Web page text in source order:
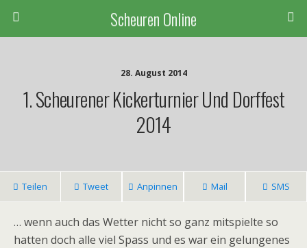
Scheuren Online
28. August 2014
1. Scheurener Kickerturnier Und Dorffest
2014
Teilen Tweet Anpinnen Mail SMS
… wenn auch das Wetter nicht so ganz mitspielte so
hatten doch alle viel Spass und es war ein gelungenes